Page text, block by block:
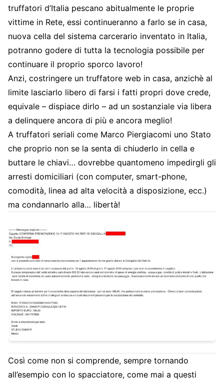
truffatori d’Italia pescano abitualmente le proprie
vittime in Rete, essi continueranno a farlo se in casa,
nuova cella del sistema carcerario inventato in Italia,
potranno godere di tutta la tecnologia possibile per
continuare il proprio sporco lavoro!
Anzi, costringere un truffatore web in casa, anzichè al
limite lasciarlo libero di farsi i fatti propri dove crede,
equivale – dispiace dirlo – ad un sostanziale via libera
a delinquere ancora di più e ancora meglio!
A truffatori seriali come Marco Piergiacomi uno Stato
che proprio non se la senta di chiuderlo in cella e
buttare le chiavi… dovrebbe quantomeno impedirgli gli
arresti domiciliari (con computer, smart-phone,
comodità, linea ad alta velocità a disposizione, ecc.)
ma condannarlo alla… libertà!
Così come non si comprende, sempre tornando
all’esempio con lo spacciatore, come mai a questi